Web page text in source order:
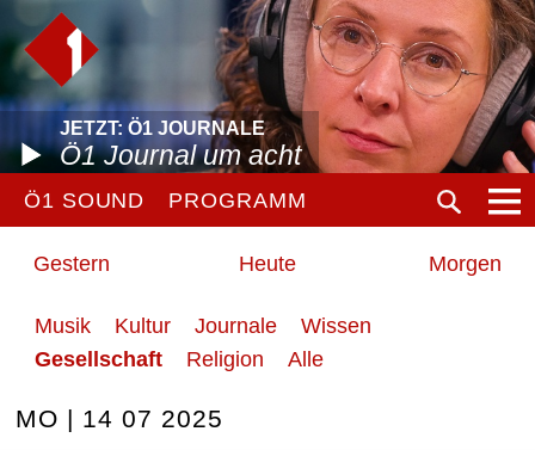
JETZT: Ö1 JOURNALE
Ö1 Journal um acht
Ö1 SOUND PROGRAMM
Gestern Heute Morgen
Musik Kultur Journale
Wissen
Gesellschaft
Religion Alle
MO | 14 07 2025